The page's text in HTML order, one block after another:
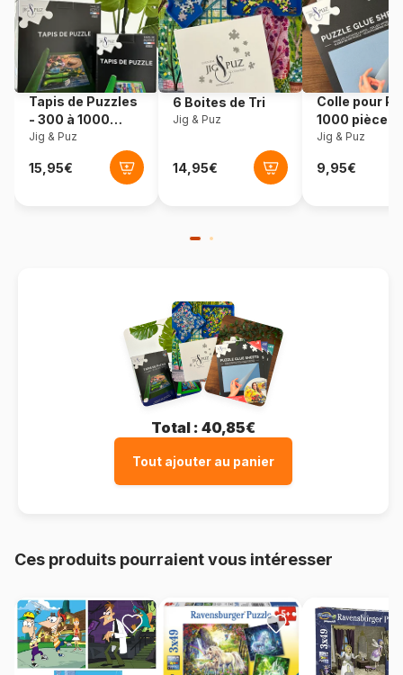
EAN 4005556050918
Nombre de pièces 49 pièces
Tapis de Puzzles
- 300 à 1000
pièces
Jig & Puz
6 Boites de Tri
Jig & Puz
Colle pour
1000 pièces
Jig & Puz
Total : 40,85€
Tout ajouter au panier
Ces produits pourraient vous intéresser